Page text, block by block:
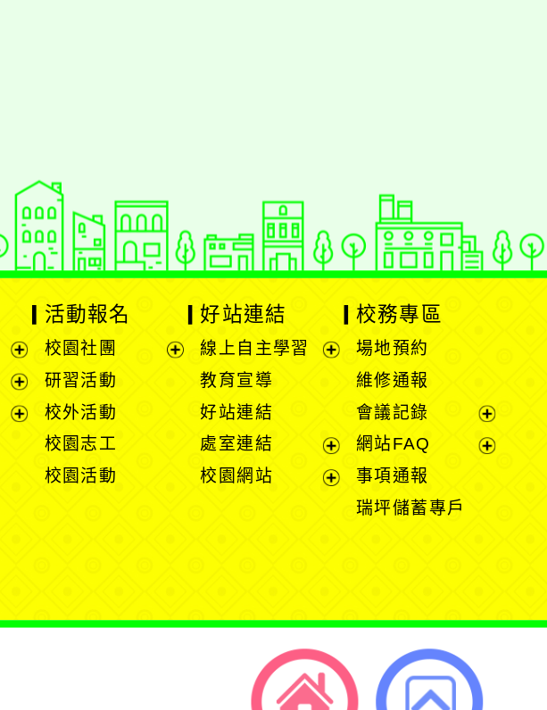
展
開
選
展
開
活動報名
校園社團
研習活動
校外活動
校園志工
校園活動
好站連結
線上自主學習
單
教育宣導
好站連結
處室連結
展
校園網站
校務專區
場地預約
維修通報
會議記錄
展
網站FAQ
事項通報
瑞坪儲蓄專戶